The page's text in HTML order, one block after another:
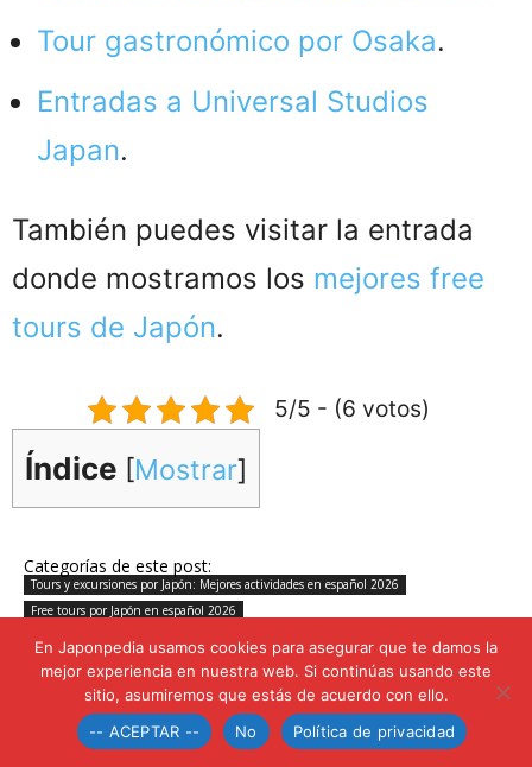
Tour gastronómico por Osaka.
Entradas a Universal Studios
Japan.
También puedes visitar la entrada
donde mostramos los mejores free
tours de Japón.
5/5 - (6 votos)
Índice [Mostrar]
Categorías de este post:
Tours y excursiones por Japón: Mejores actividades en español 2026
Free tours por Japón en español 2026
Descubre Japón con
los siguientes artículos
En Japonpedia usamos cookies para asegurar que te damos la
mejor experiencia en nuestra web. Si continúas usando este
sitio, asumiremos que estás de acuerdo con ello.
-- ACEPTAR --
No Política de privacidad